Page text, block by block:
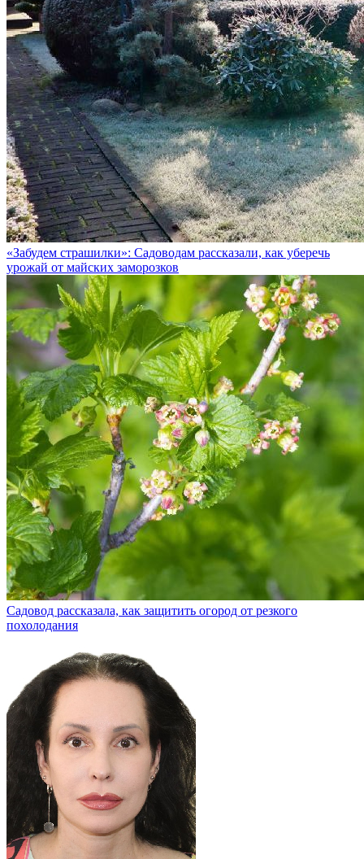
«Забудем страшилки»: Садоводам рассказали, как уберечь
урожай от майских заморозков
Садовод рассказала, как защитить огород от резкого
похолодания